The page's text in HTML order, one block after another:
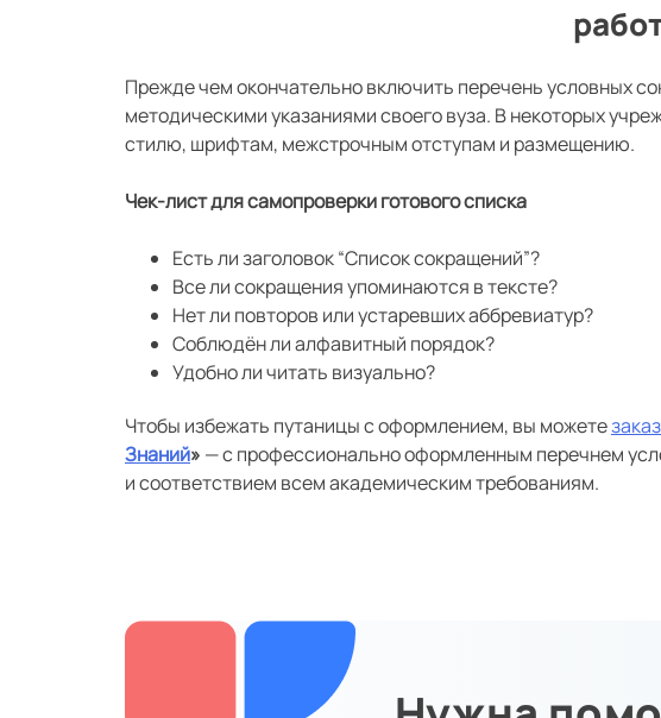
Прежде чем окончательно включить перечень условных
методическими указаниями своего вуза. В некоторых
стилю, шрифтам, межстрочным отступам и размещению.
Чек-лист для самопроверки готового списка
Есть ли заголовок “Список сокращений”?
Все ли сокращения упоминаются в тексте?
Нет ли повторов или устаревших аббревиатур?
Соблюдён ли алфавитный порядок?
Удобно ли читать визуально?
Чтобы избежать путаницы с оформлением, вы можете
Знаний» — с профессионально оформленным перечнем
и соответствием всем академическим требованиям.